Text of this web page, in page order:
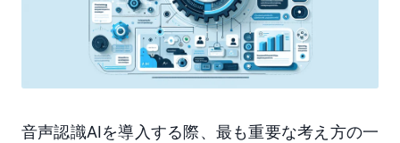
音声認識AIを導入する際、最も重要な考え方の一